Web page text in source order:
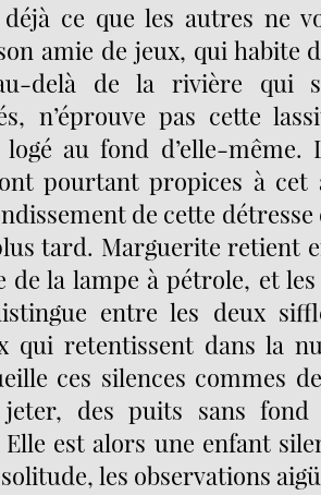
ce que les autres ne
amie de jeux, qui habite
delà de la rivière qui
n’éprouve pas cette
logé au fond d’elle-même.
pourtant propices à cet
de cette
tard. Marguerite retient
de la lampe à pétrole, et
entre les deux
qui retentissent dans la
ces silences commes
des puits sans
est alors une enfant
les observations